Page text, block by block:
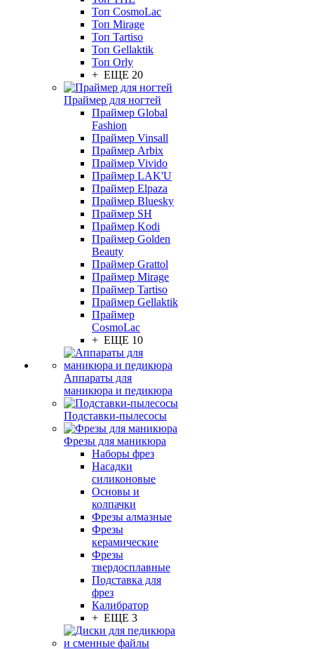
Топ CosmoLac
Топ Mirage
Топ Tartiso
Топ Gellaktik
Топ Orly
+ ЕЩЕ 20
Праймер для ногтей
Праймер Global
Fashion
Праймер Vinsall
Праймер Arbix
Праймер Vivido
Праймер LAK'U
Праймер Elpaza
Праймер Bluesky
Праймер SH
Праймер Kodi
Праймер Golden
Beauty
Праймер Grattol
Праймер Mirage
Праймер Tartiso
Праймер Gellaktik
Праймер
CosmoLac
+ ЕЩЕ 10
Аппараты для
маникюра и педикюра
Подставки-пылесосы
Фрезы для маникюра
Наборы фрез
Насадки
силиконовые
Основы и
колпачки
Фрезы алмазные
Фрезы
керамические
Фрезы
твердосплавные
Подставка для
фрез
Калибратор
+ ЕЩЕ 3